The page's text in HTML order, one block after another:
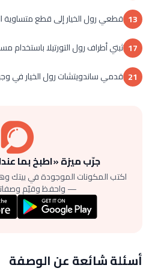
13 قطعي رول الخيار إلى قطع متساوية
17 ثبتي أطراف رول التورتيلا
21 قدمي ساندويتشات رول الخيار في
جرّب ميزة «اطبخ بما
اكتب المكونات الموجودة في بيتك
— واحفظ وقيّم
أسئلة شائعة عن الوصفة